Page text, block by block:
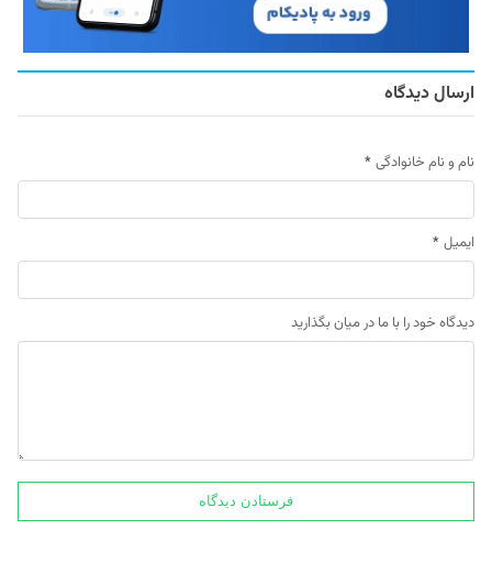
ارسال دیدگاه
نام و نام خانوادگی *
ایمیل *
دیدگاه خود را با ما در میان بگذارید